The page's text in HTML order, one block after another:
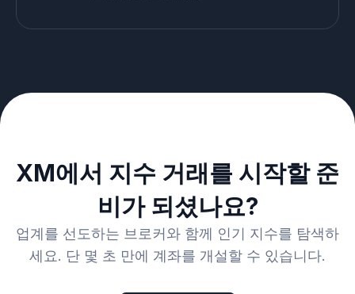
XM에서 지수 거래를 시작할 준
비가 되셨나요?
업계를 선도하는 브로커와 함께 인기 지수를 탐색하
세요. 단 몇 초 만에 계좌를 개설할 수 있습니다.